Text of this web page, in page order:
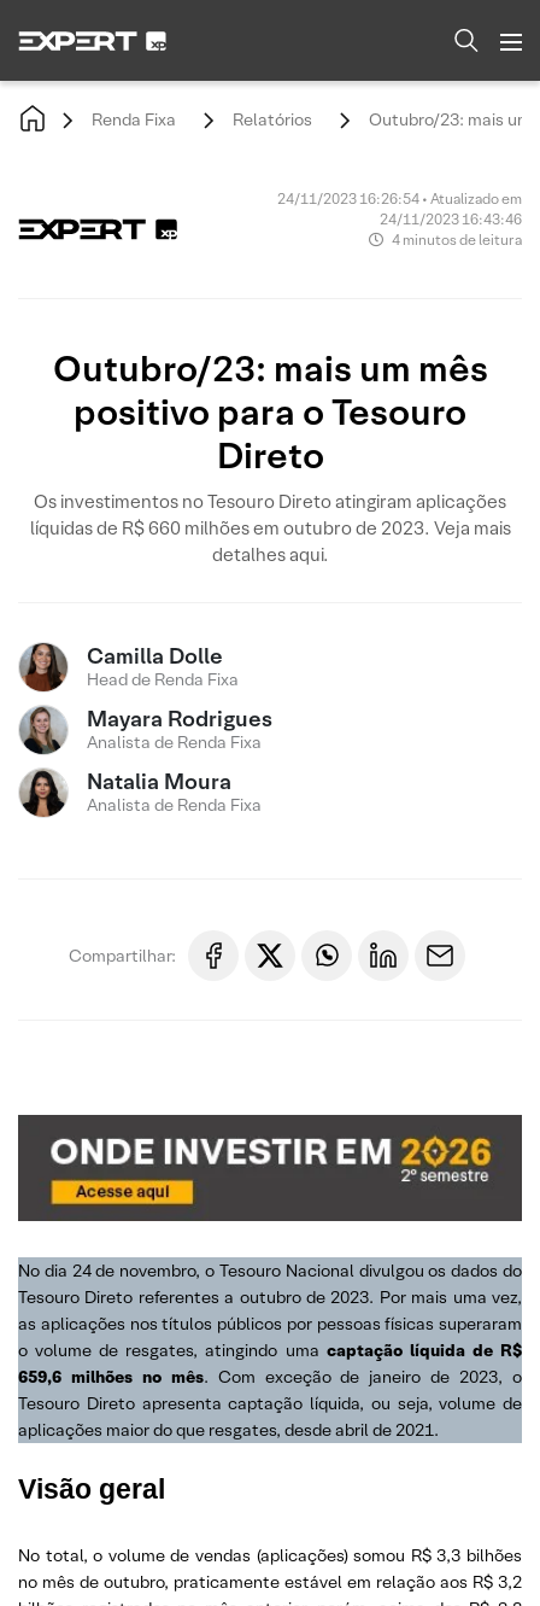
Renda Fixa Relatórios Outubro/23: mais um
24/11/2023 16:26:54 • Atualizado em
24/11/2023 16:43:46
4 minutos de leitura
Outubro/23: mais um mês
positivo para o Tesouro
Direto
Os investimentos no Tesouro Direto atingiram aplicações
líquidas de R$ 660 milhões em outubro de 2023. Veja mais
detalhes aqui.
Camilla Dolle
Head de Renda Fixa
Mayara Rodrigues
Analista de Renda Fixa
Natalia Moura
Analista de Renda Fixa
Compartilhar:
No dia 24 de novembro, o Tesouro Nacional divulgou os dados do
Tesouro Direto referentes a outubro de 2023. Por mais uma vez,
as aplicações nos títulos públicos por pessoas físicas superaram
o volume de resgates, atingindo uma captação líquida de R$
659,6 milhões no mês. Com exceção de janeiro de 2023, o
Tesouro Direto apresenta captação líquida, ou seja, volume de
aplicações maior do que resgates, desde abril de 2021.
Visão geral
No total, o volume de vendas (aplicações) somou R$ 3,3 bilhões
no mês de outubro, praticamente estável em relação aos R$ 3,2